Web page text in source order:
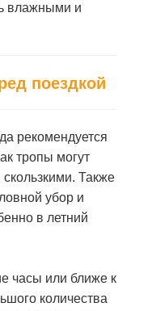
влажными и
поездкой
рекомендуется
тропы могут
Также
убор и
в летний
часы или ближе к
количества